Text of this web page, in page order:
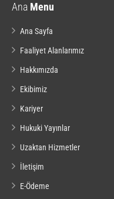
Ana Menu
Ana Sayfa
Faaliyet Alanlarımız
Hakkımızda
Ekibimiz
Kariyer
Hukuki Yayınlar
Uzaktan Hizmetler
İletişim
E-Ödeme